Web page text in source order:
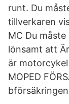
runt. Du
tillverkaren
MC Du
lönsamt att
är
MOPED